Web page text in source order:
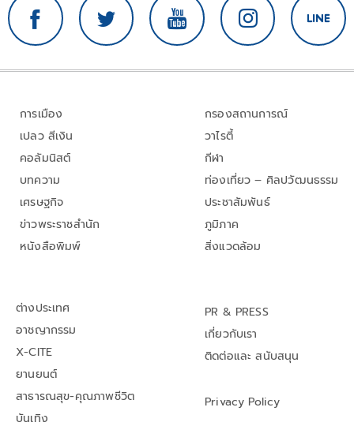
การเมือง
เปลว สีเงิน
คอลัมนิสต์
บทความ
เศรษฐกิจ
ข่าวพระราชสำนัก
หนังสือพิมพ์
กรองสถานการณ์
วาไรตี้
กีฬา
ท่องเที่ยว – ศิลปวัฒนธรรม
ประชาสัมพันธ์
ภูมิภาค
สิ่งแวดล้อม
ต่างประเทศ
อาชญากรรม
X-CITE
ยานยนต์
สาธารณสุข-คุณภาพชีวิต
บันเทิง
PR & PRESS
เกี่ยวกับเรา
ติดต่อและ สนับสนุน
Privacy Policy